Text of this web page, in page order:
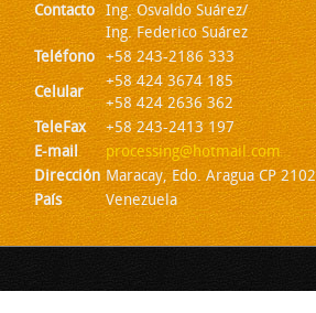
Contacto Ing. Osvaldo Suárez/
Ing. Federico Suárez
Teléfono +58 243-2186 333
Celular
+58 424 3674 185
+58 424 2636 362
TeleFax
+58 243-2413 197
E-mail
processing@hotmail.com
Dirección Maracay, Edo. Aragua CP 2102
País
Venezuela